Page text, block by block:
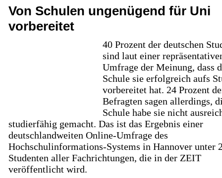
Von Schulen ungenügend für Uni
vorbereitet
40 Prozent der deutschen
sind laut einer
Umfrage der Meinung, dass
Schule sie erfolgreich aufs
vorbereitet hat. 24 Prozent
Befragten sagen allerdings,
Schule habe sie nicht
studierfähig gemacht. Das ist das Ergebnis einer
deutschlandweiten Online-Umfrage des
Hochschulinformations-Systems in Hannover unter
Studenten aller Fachrichtungen, die in der ZEIT
veröffentlicht wird.